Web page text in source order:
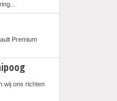
Premium
wij ons richten